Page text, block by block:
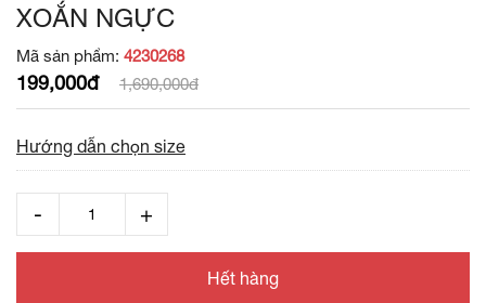
XOẮN NGỰC
Mã sản phẩm: 4230268
199,000đ 1,690,000đ
Hướng dẫn chọn size
Hết hàng